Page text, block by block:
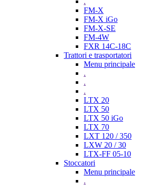
FM-X
FM-X iGo
FM-X-SE
FM-4W
FXR 14C-18C
Trattori e trasportatori
Menu principale
.
.
.
LTX 20
LTX 50
LTX 50 iGo
LTX 70
LXT 120 / 350
LXW 20 / 30
LTX-FF 05-10
Stoccatori
Menu principale
.